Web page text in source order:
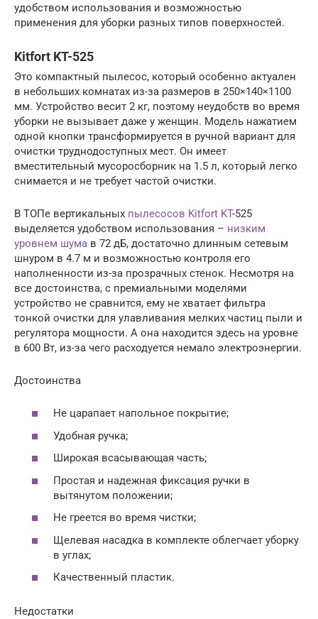
удобством использования и возможностью
применения для уборки разных типов поверхностей.
Kitfort KT-525
Это компактный пылесос, который особенно актуален
в небольших комнатах из-за размеров в 250×140×1100
мм. Устройство весит 2 кг, поэтому неудобств во время
уборки не вызывает даже у женщин. Модель нажатием
одной кнопки трансформируется в ручной вариант для
очистки труднодоступных мест. Он имеет
вместительный мусоросборник на 1.5 л, который легко
снимается и не требует частой очистки.
В ТОПе вертикальных пылесосов Kitfort KT-525
выделяется удобством использования – низким
уровнем шума в 72 дБ, достаточно длинным сетевым
шнуром в 4.7 м и возможностью контроля его
наполненности из-за прозрачных стенок. Несмотря на
все достоинства, с премиальными моделями
устройство не сравнится, ему не хватает фильтра
тонкой очистки для улавливания мелких частиц пыли и
регулятора мощности. А она находится здесь на уровне
в 600 Вт, из-за чего расходуется немало электроэнергии.
Достоинства
Не царапает напольное покрытие;
Удобная ручка;
Широкая всасывающая часть;
Простая и надежная фиксация ручки в
вытянутом положении;
Не греется во время чистки;
Щелевая насадка в комплекте облегчает уборку
в углах;
Качественный пластик.
Недостатки